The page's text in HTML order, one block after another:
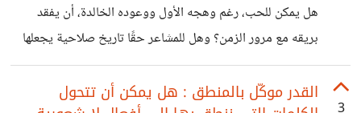
الرأي العام. ولعل شخصيتين مثل غازي الذيابي وهند القحطاني
تقدمان مثالين مختلفين على هذا الأسلوب؛ فكل منهما وظّف
الجدل بطريقته الخاصة لخدمة
هل يمكن للحب، رغم وهجه الأول ووعوده الخالدة، أن يفقد
بريقه مع مرور الزمن؟ وهل للمشاعر حقًا تاريخ صلاحية يجعلها
تتآكل حين تغيب عنها العناية والتجديد؟ يُنظر إلى الحب غالبًا
كقوة خارقة للزمن، تُغذّيها الروايات والأفلام بقصص البقاء الأبدي
القدر موكّل بالمنطق : هل يمكن أن تتحول